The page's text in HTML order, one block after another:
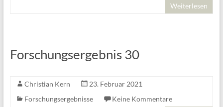
Weiterlesen
Forschungsergebnis 30
Christian Kern
23. Februar 2021
Forschungsergebnisse
Keine Kommentare